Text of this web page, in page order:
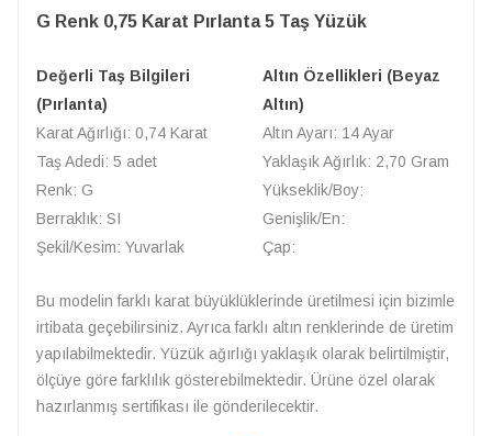
G Renk 0,75 Karat Pırlanta 5 Taş Yüzük
Değerli Taş Bilgileri
(Pırlanta)
Karat Ağırlığı: 0,74 Karat
Taş Adedi: 5 adet
Renk: G
Berraklık: SI
Şekil/Kesim: Yuvarlak
Altın Özellikleri (Beyaz
Altın)
Altın Ayarı: 14 Ayar
Yaklaşık Ağırlık: 2,70 Gram
Yükseklik/Boy:
Genişlik/En:
Çap:
Bu modelin farklı karat büyüklüklerinde üretilmesi için bizimle
irtibata geçebilirsiniz. Ayrıca farklı altın renklerinde de üretim
yapılabilmektedir. Yüzük ağırlığı yaklaşık olarak belirtilmiştir,
ölçüye göre farklılık gösterebilmektedir. Ürüne özel olarak
hazırlanmış sertifikası ile gönderilecektir.